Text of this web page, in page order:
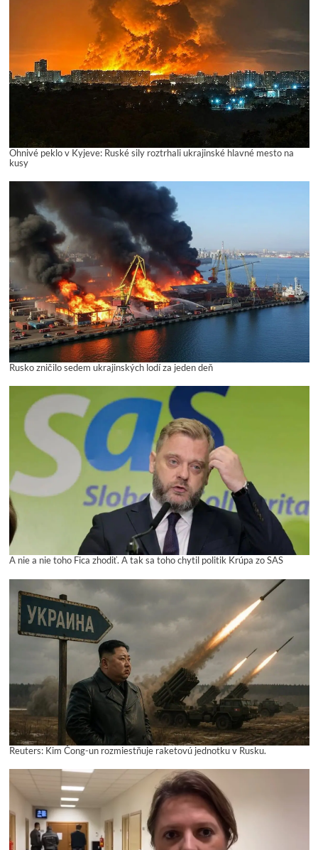
Ohnivé peklo v Kyjeve: Ruské sily roztrhali ukrajinské hlavné mesto na
kusy
Rusko zničilo sedem ukrajinských lodí za jeden deň
A nie a nie toho Fica zhodiť. A tak sa toho chytil politik Krúpa zo SAS
Reuters: Kim Čong-un rozmiestňuje raketovú jednotku v Rusku.